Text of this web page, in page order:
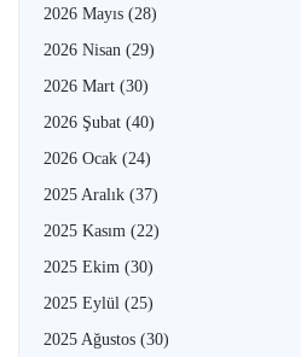
2026 Mayıs (28)
2026 Nisan (29)
2026 Mart (30)
2026 Şubat (40)
2026 Ocak (24)
2025 Aralık (37)
2025 Kasım (22)
2025 Ekim (30)
2025 Eylül (25)
2025 Ağustos (30)